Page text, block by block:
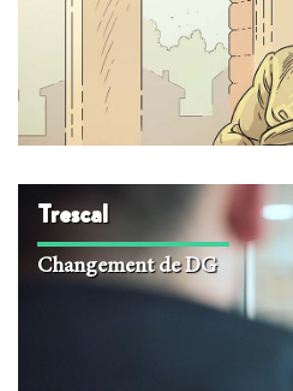
Trescal
Changement de DG